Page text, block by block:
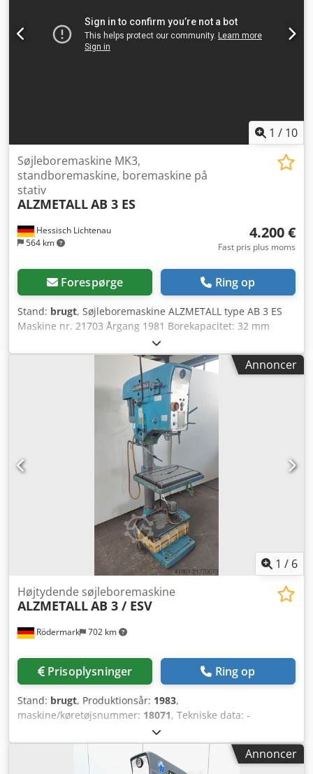
Forsatsgear for stort drejningsmoment ved lave
omdrejninger - MK-adapter fra MK3 til MK4 - Automatisk
fremføring 0,1 – 0,2 – 0,3 mm/omdr. - Drejeligt borebord -
1 / 10
Hessisch Lichtenau
564 km
Søjleboremaskine MK3,
standboremaskine, boremaskine på
stativ
ALZMETALLAB 3 ES
4.200 €
Fast pris plus moms
Forespørge Ring op
Stand: brugt, Søjleboremaskine ALZMETALL type AB 3 ES
Maskine nr. 21703 Årgang 1981 Borekapacitet: 32 mm
Spindeloptagelse: MK 3 – lang pinol Arbejdsradius: 290
mm Pinolvandring: 160 mm Bordstørrelse: 510 x 300 mm
Søjlediameter: 115 mm Spindelhastighed: 55 - 1450 o/min
trinløs Motoreffekt: 0,9 og 1,3 kW polomskiftbar -
Spindelhastighed via 2 geartrin, 2 motorhastigheder og
trinløs regulering via variatordrev - Forvalgstrin for stort
drejningsmoment ved lave omdrejninger - Omgangstæller
for spindelhastighed Dedpfjvu Dv Hsx Ac Djck -
Bordhøjdejustering via håndsving - Maskinlampe -
Nødstop via fodkontakt og nødbryder - Hurtigspændende
borepatron 1 til 13 mm Pladsbehov L x B x H: 1200 x 650 x
1900 mm Vægt: 400 kg meget god stand Maskinen er testet
med Ø 30 mm bor i stål – kører meget godt
Annoncer
1 / 6
Rödermark 702 km
Højtydende søjleboremaskine
ALZMETALLAB 3 / ESV
Prisoplysninger Ring op
Stand: brugt, Produktionsår: 1983,
maskine/køretøjsnummer: 18071, Tekniske data: -
Borekapacitet i stål ST 60: 28 mm - Boringsevne i stål ST 60:
32 mm - Borepatronoptagelse: MK 3 - Borepatronens slag:
180 mm - Trinløst justerbare spindelhastigheder: - Trin 1:
Annoncer